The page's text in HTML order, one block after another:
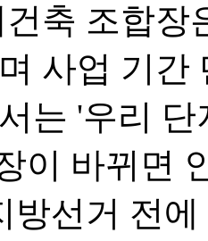
축 조합장
사업 기간
는 '우리
이 바뀌면
방선거 전